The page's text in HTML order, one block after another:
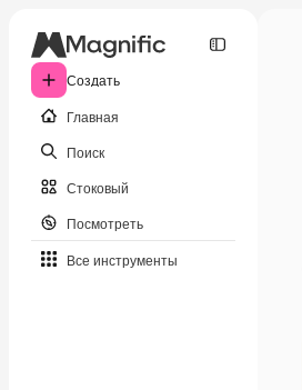
Создать
Главная
Поиск
Стоковый
Посмотреть
Все инструменты